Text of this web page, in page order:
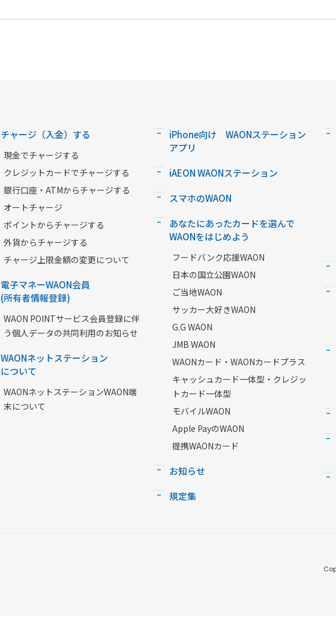
チャージ（入金）する
現金でチャージする
クレジットカードでチャージする
銀行口座・ATMからチャージする
オートチャージ
ポイントからチャージする
外貨からチャージする
チャージ上限金額の変更について
電子マネーWAON会員
(所有者情報登録)
WAON POINTサービス会員登録に伴
う個人データの共同利用のお知らせ
WAONネットステーション
について
WAONネットステーションWAON端
末について
iPhone向け WAONステーション
アプリ
iAEON WAONステーション
スマホのWAON
あなたにあったカードを選んで
WAONをはじめよう
フードバンク応援WAON
日本の国立公園WAON
ご当地WAON
サッカー大好きWAON
G.G WAON
JMB WAON
WAONカード・WAONカードプラス
キャッシュカード一体型・クレジッ
トカード一体型
モバイルWAON
Apple PayのWAON
提携WAONカード
お知らせ
規定集